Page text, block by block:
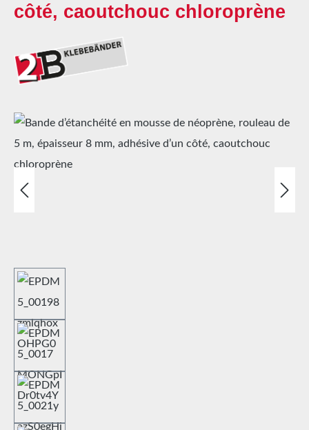
côté, caoutchouc chloroprène
Ignorer la galerie d'images